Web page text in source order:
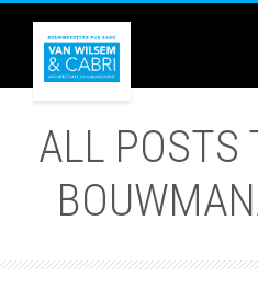
ALL POSTS